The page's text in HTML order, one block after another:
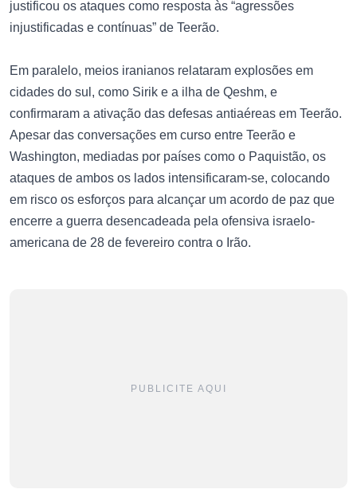
justificou os ataques como resposta às “agressões
injustificadas e contínuas” de Teerão.
Em paralelo, meios iranianos relataram explosões em
cidades do sul, como Sirik e a ilha de Qeshm, e
confirmaram a ativação das defesas antiaéreas em Teerão.
Apesar das conversações em curso entre Teerão e
Washington, mediadas por países como o Paquistão, os
ataques de ambos os lados intensificaram-se, colocando
em risco os esforços para alcançar um acordo de paz que
encerre a guerra desencadeada pela ofensiva israelo-
americana de 28 de fevereiro contra o Irão.
PUBLICITE AQUI